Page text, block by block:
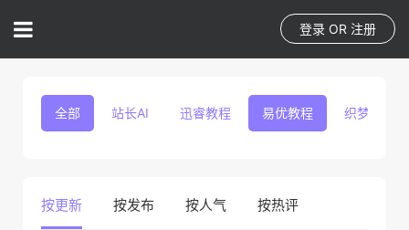
登录 OR 注册
全部 站长AI 迅睿教程 易优教程 织梦教程
按更新 按发布 按人气 按热评